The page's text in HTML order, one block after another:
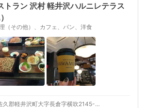
トラン 沢村 軽井沢ハルニレテラス
（その他）、カフェ、パン、洋食
長野県北佐久郡軽井沢町大字長倉字横吹2145-5 ハルニレテラス A棟